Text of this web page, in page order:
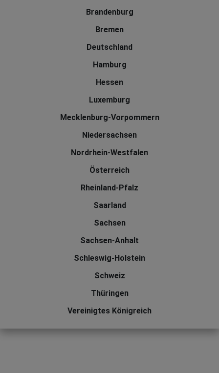
Brandenburg
Bremen
Deutschland
Hamburg
Hessen
Luxemburg
Mecklenburg-Vorpommern
Niedersachsen
Nordrhein-Westfalen
Österreich
Rheinland-Pfalz
Saarland
Sachsen
Sachsen-Anhalt
Schleswig-Holstein
Schweiz
Thüringen
Vereinigtes Königreich